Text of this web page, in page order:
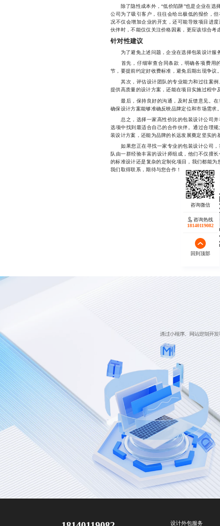
除了隐性成本外，“低价陷阱”也是企业在选
公司为了吸引客户，往往会给出极低的报价，
况不仅会增加企业的开支，还可能导致项目进
伙伴时，不能仅仅关注价格因素，更应该综合考
针对性建议
为了避免上述问题，企业在选择包装设计服
首先，仔细审查合同条款，明确各项费用
节，要提前约定好收费标准，避免后期出现争议
其次，评估设计团队的专业能力和过往案例
提供高质量的设计方案，还能在项目实施过程中
最后，保持良好的沟通，及时反馈意见。在
确保设计方案能够准确反映品牌定位和市场需求
总之，选择一家高性价比的包装设计公司并
选项中找到最适合自己的合作伙伴。通过合理
装设计方案，还能为品牌的长远发展奠定坚实的
如果您正在寻找一家专业的包装设计公司，
队由一群经验丰富的设计师组成，他们不仅擅
的标准设计还是复杂的定制化项目，我们都能为
我们取得联系，期待与您合作！
咨询热线
18140119082
回到顶部
设计外包服务